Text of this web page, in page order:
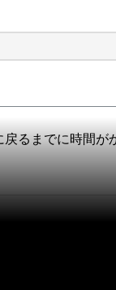
るまでに時間が